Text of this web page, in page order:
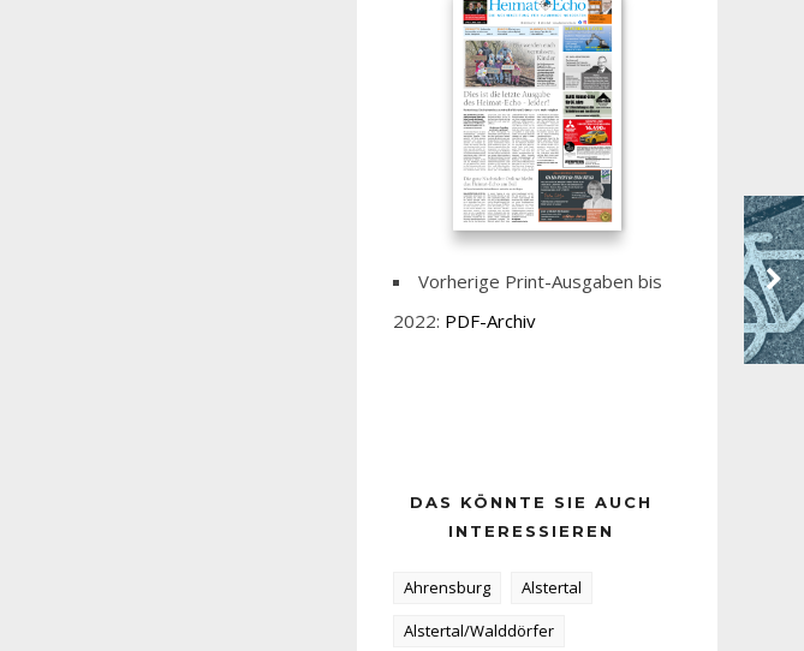
Vorherige Print-Ausgaben bis
2022: PDF-Archiv
DAS KÖNNTE SIE AUCH
INTERESSIEREN
Ahrensburg
Alstertal
Alstertal/Walddörfer